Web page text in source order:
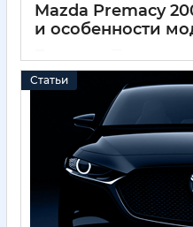
Mazda Premacy
и особенности
Статьи